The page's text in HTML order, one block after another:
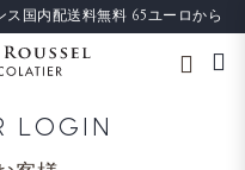
国内配送料無料 65ユーロから
LOGIN